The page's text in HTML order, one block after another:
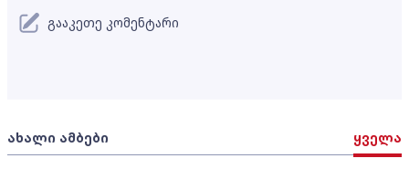
ახალი ამბები ყველა
გააკეთე კომენტარი